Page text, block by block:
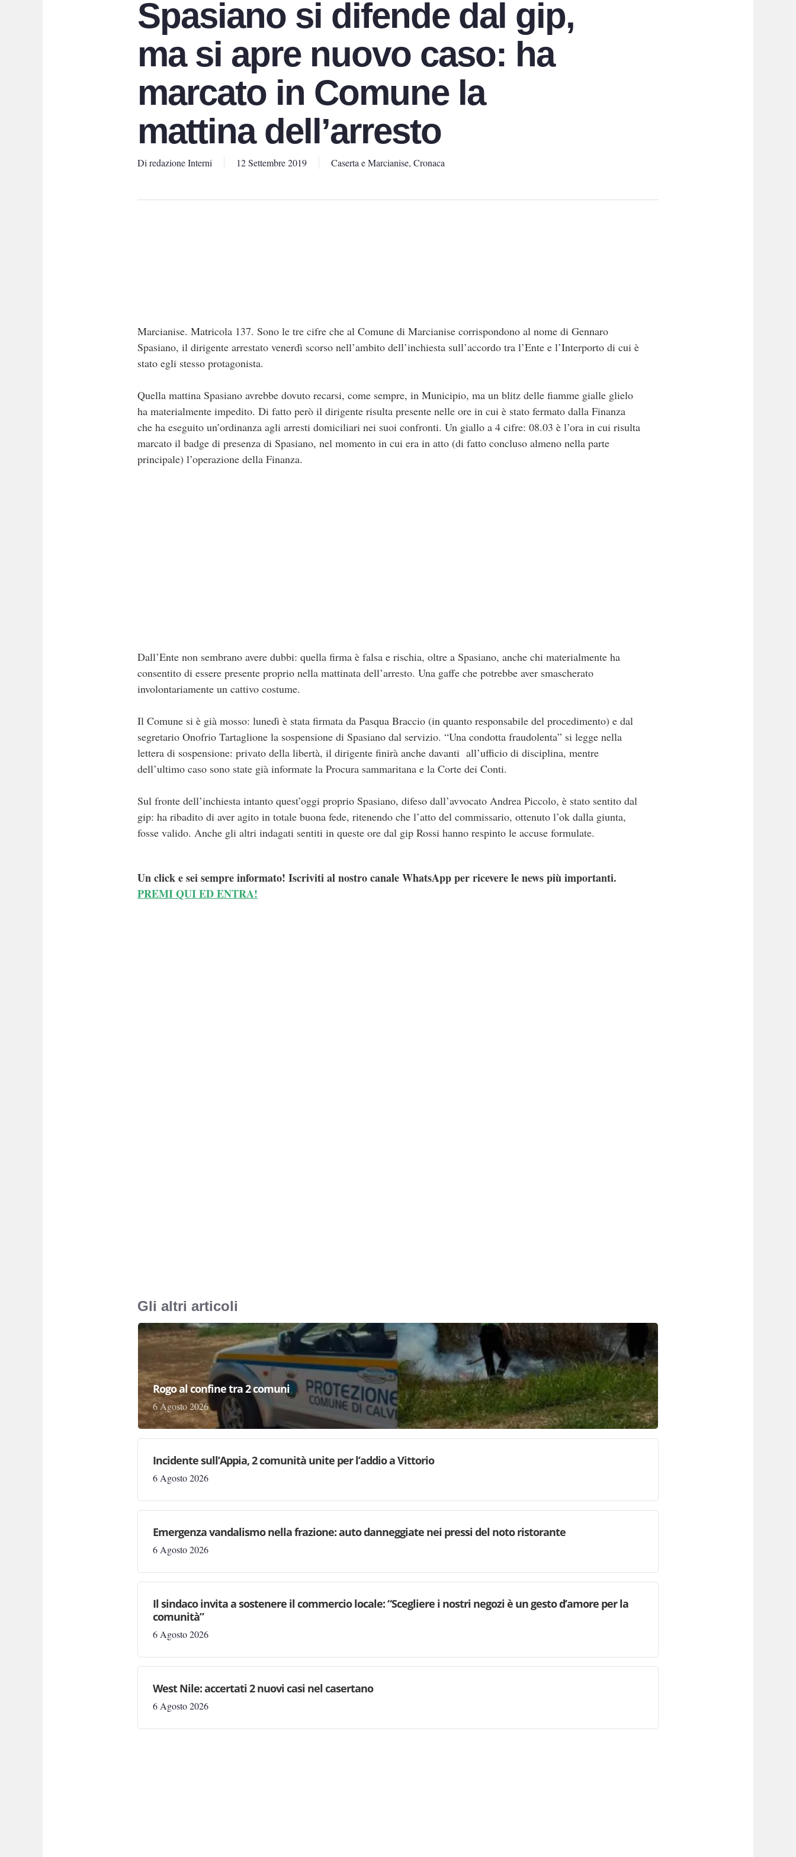
Spasiano si difende dal gip,
ma si apre nuovo caso: ha
marcato in Comune la
mattina dell’arresto
Di redazione Interni 12 Settembre 2019 Caserta e Marcianise, Cronaca
Marcianise. Matricola 137. Sono le tre cifre che al Comune di Marcianise corrispondono al nome di Gennaro
Spasiano, il dirigente arrestato venerdì scorso nell’ambito dell’inchiesta sull’accordo tra l’Ente e l’Interporto di cui è
stato egli stesso protagonista.
Quella mattina Spasiano avrebbe dovuto recarsi, come sempre, in Municipio, ma un blitz delle fiamme gialle glielo
ha materialmente impedito. Di fatto però il dirigente risulta presente nelle ore in cui è stato fermato dalla Finanza
che ha eseguito un’ordinanza agli arresti domiciliari nei suoi confronti. Un giallo a 4 cifre: 08.03 è l’ora in cui risulta
marcato il badge di presenza di Spasiano, nel momento in cui era in atto (di fatto concluso almeno nella parte
principale) l’operazione della Finanza.
Dall’Ente non sembrano avere dubbi: quella firma è falsa e rischia, oltre a Spasiano, anche chi materialmente ha
consentito di essere presente proprio nella mattinata dell’arresto. Una gaffe che potrebbe aver smascherato
involontariamente un cattivo costume.
Il Comune si è già mosso: lunedì è stata firmata da Pasqua Braccio (in quanto responsabile del procedimento) e dal
segretario Onofrio Tartaglione la sospensione di Spasiano dal servizio. “Una condotta fraudolenta” si legge nella
lettera di sospensione: privato della libertà, il dirigente finirà anche davanti all’ufficio di disciplina, mentre
dell’ultimo caso sono state già informate la Procura sammaritana e la Corte dei Conti.
Sul fronte dell’inchiesta intanto quest’oggi proprio Spasiano, difeso dall’avvocato Andrea Piccolo, è stato sentito dal
gip: ha ribadito di aver agito in totale buona fede, ritenendo che l’atto del commissario, ottenuto l’ok dalla giunta,
fosse valido. Anche gli altri indagati sentiti in queste ore dal gip Rossi hanno respinto le accuse formulate.
Un click e sei sempre informato! Iscriviti al nostro canale WhatsApp per ricevere le news più importanti.
PREMI QUI ED ENTRA!
Gli altri articoli
Rogo al confine tra 2 comuni
6 Agosto 2026
Incidente sull’Appia, 2 comunità unite per l’addio a Vittorio
6 Agosto 2026
Emergenza vandalismo nella frazione: auto danneggiate nei pressi del noto ristorante
6 Agosto 2026
Il sindaco invita a sostenere il commercio locale: “Scegliere i nostri negozi è un gesto d’amore per la
comunità”
6 Agosto 2026
West Nile: accertati 2 nuovi casi nel casertano
6 Agosto 2026